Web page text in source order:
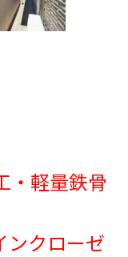
・軽量鉄骨
クローゼ